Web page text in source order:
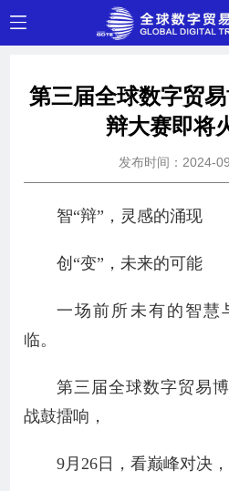
第三届全球数字贸
辩大赛即将
发布时间：2024-
智“辩”，灵感的涌现
创“变”，未来的可能
一场前所未有的智慧
临。
第三届全球数字贸易
战鼓擂响，
9月26日，看巅峰对决